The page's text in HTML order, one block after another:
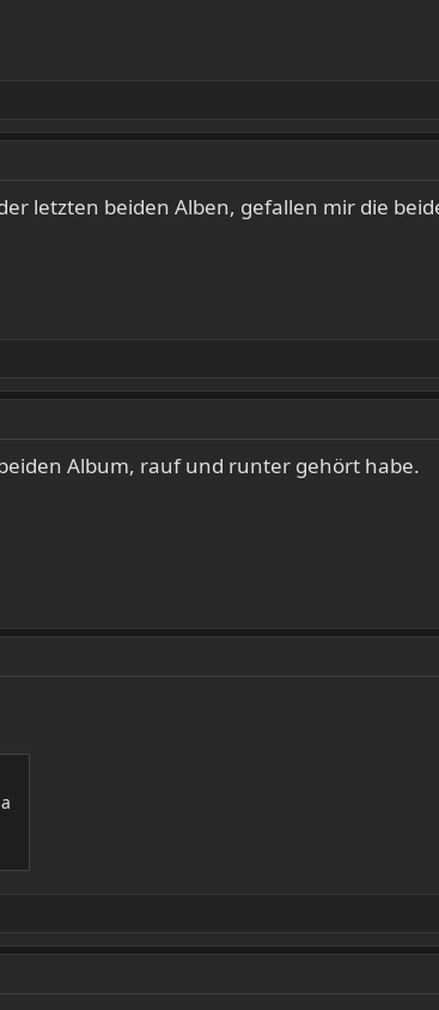
letzten beiden Alben, gefallen mir die
Album, rauf und runter gehört habe.